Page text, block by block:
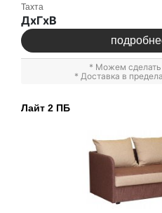
Тахта
ДxГxВ
* Можем
* Доставка в
Лайт 2 ПБ